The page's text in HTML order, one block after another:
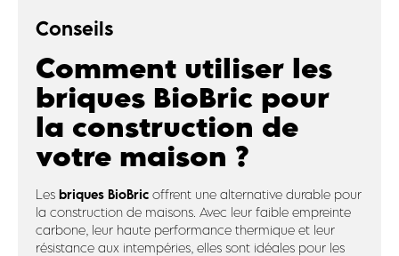
Conseils
Comment utiliser les
briques BioBric pour
la construction de
votre maison ?
Les briques BioBric offrent une alternative durable pour
la construction de maisons. Avec leur faible empreinte
carbone, leur haute performance thermique et leur
résistance aux intempéries, elles sont idéales pour les